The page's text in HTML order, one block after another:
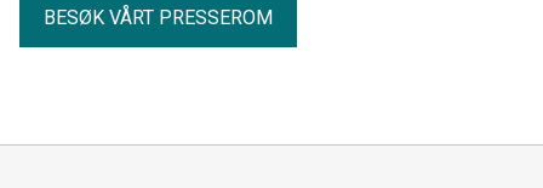
BESØK VÅRT PRESSEROM